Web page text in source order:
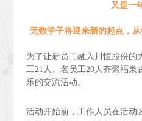
又是一
无数学子将迎来新的起点，
为了让新员工融入川恒股份的
工21人、老员工20人齐聚福泉
乐的交流活动。
活动开始前，工作人员在活动